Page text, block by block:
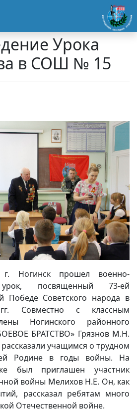
Урока
в СОШ № 15
прошел военно-
урок, посвященный 73-ей
Победе Советского народа в
Совместно с классным
Ногинского районного
БРАТСТВО» Грязнов М.Н.
учащимся о трудном
Родине в годы войны. На
был приглашен участник
войны Мелихов Н.Е. Он, как
рассказал ребятам много
Отечественной войне.